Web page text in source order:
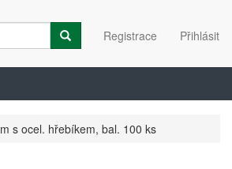
Registrace Přihlásit
s ocel. hřebíkem, bal. 100 ks